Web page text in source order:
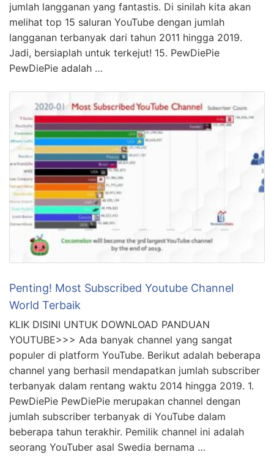
jumlah langganan yang fantastis. Di sinilah kita akan
melihat top 15 saluran YouTube dengan jumlah
langganan terbanyak dari tahun 2011 hingga 2019.
Jadi, bersiaplah untuk terkejut! 15. PewDiePie
PewDiePie adalah …
Penting! Most Subscribed Youtube Channel
World Terbaik
KLIK DISINI UNTUK DOWNLOAD PANDUAN
YOUTUBE>>> Ada banyak channel yang sangat
populer di platform YouTube. Berikut adalah beberapa
channel yang berhasil mendapatkan jumlah subscriber
terbanyak dalam rentang waktu 2014 hingga 2019. 1.
PewDiePie PewDiePie merupakan channel dengan
jumlah subscriber terbanyak di YouTube dalam
beberapa tahun terakhir. Pemilik channel ini adalah
seorang YouTuber asal Swedia bernama …